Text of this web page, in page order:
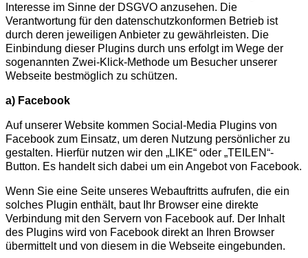
Interesse im Sinne der DSGVO anzusehen. Die
Verantwortung für den datenschutzkonformen Betrieb ist
durch deren jeweiligen Anbieter zu gewährleisten. Die
Einbindung dieser Plugins durch uns erfolgt im Wege der
sogenannten Zwei-Klick-Methode um Besucher unserer
Webseite bestmöglich zu schützen.
a) Facebook
Auf unserer Website kommen Social-Media Plugins von
Facebook zum Einsatz, um deren Nutzung persönlicher zu
gestalten. Hierfür nutzen wir den „LIKE“ oder „TEILEN“-
Button. Es handelt sich dabei um ein Angebot von Facebook.
Wenn Sie eine Seite unseres Webauftritts aufrufen, die ein
solches Plugin enthält, baut Ihr Browser eine direkte
Verbindung mit den Servern von Facebook auf. Der Inhalt
des Plugins wird von Facebook direkt an Ihren Browser
übermittelt und von diesem in die Webseite eingebunden.